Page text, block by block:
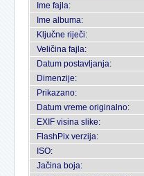
Ime fajla:
Ime albuma:
Ključne riječi:
Veličina fajla:
Datum postavljanja:
Dimenzije:
Prikazano:
Datum vreme originalno:
EXIF visina slike:
FlashPix verzija:
ISO:
Jačina boja: